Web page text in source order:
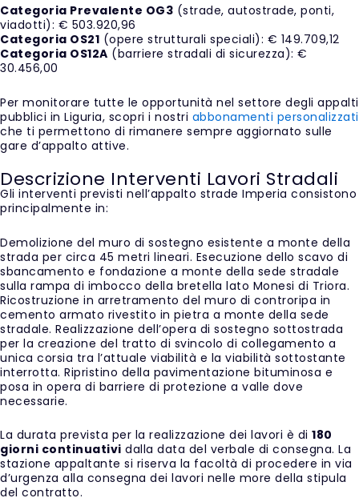
Categoria Prevalente OG3 (strade, autostrade, ponti,
viadotti): € 503.920,96
Categoria OS21 (opere strutturali speciali): € 149.709,12
Categoria OS12A (barriere stradali di sicurezza): €
30.456,00
Per monitorare tutte le opportunità nel settore degli appalti
pubblici in Liguria, scopri i nostri abbonamenti personalizzati
che ti permettono di rimanere sempre aggiornato sulle
gare d’appalto attive.
Descrizione Interventi Lavori Stradali
Gli interventi previsti nell’appalto strade Imperia consistono
principalmente in:
Demolizione del muro di sostegno esistente a monte della
strada per circa 45 metri lineari. Esecuzione dello scavo di
sbancamento e fondazione a monte della sede stradale
sulla rampa di imbocco della bretella lato Monesi di Triora.
Ricostruzione in arretramento del muro di controripa in
cemento armato rivestito in pietra a monte della sede
stradale. Realizzazione dell’opera di sostegno sottostrada
per la creazione del tratto di svincolo di collegamento a
unica corsia tra l’attuale viabilità e la viabilità sottostante
interrotta. Ripristino della pavimentazione bituminosa e
posa in opera di barriere di protezione a valle dove
necessarie.
La durata prevista per la realizzazione dei lavori è di 180
giorni continuativi dalla data del verbale di consegna. La
stazione appaltante si riserva la facoltà di procedere in via
d’urgenza alla consegna dei lavori nelle more della stipula
del contratto.